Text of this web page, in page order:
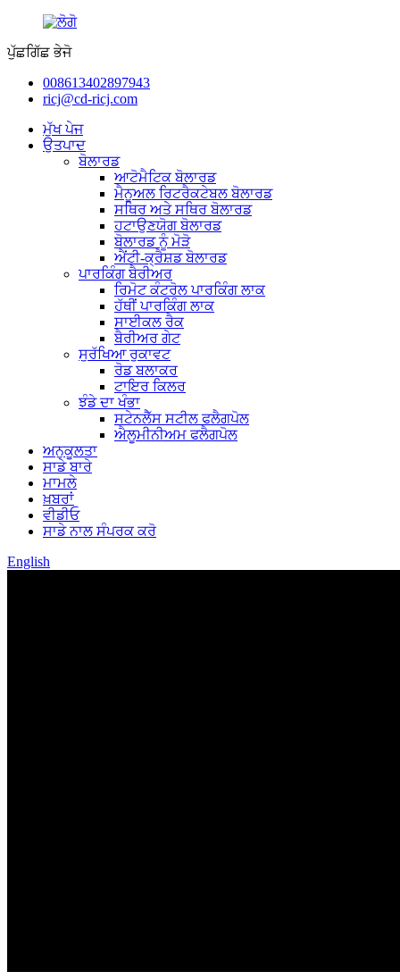
ਪੁੱਛਗਿੱਛ ਭੇਜੋ
008613402897943
ricj@cd-ricj.com
ਮੁੱਖ ਪੇਜ
ਉਤਪਾਦ
ਬੋਲਾਰਡ
ਆਟੋਮੈਟਿਕ ਬੋਲਾਰਡ
ਮੈਨੂਅਲ ਰਿਟਰੈਕਟੇਬਲ ਬੋਲਾਰਡ
ਸਥਿਰ ਅਤੇ ਸਥਿਰ ਬੋਲਾਰਡ
ਹਟਾਉਣਯੋਗ ਬੋਲਾਰਡ
ਬੋਲਾਰਡ ਨੂੰ ਮੋੜੋ
ਐਂਟੀ-ਕ੍ਰੈਸ਼ਡ ਬੋਲਾਰਡ
ਪਾਰਕਿੰਗ ਬੈਰੀਅਰ
ਰਿਮੋਟ ਕੰਟਰੋਲ ਪਾਰਕਿੰਗ ਲਾਕ
ਹੱਥੀਂ ਪਾਰਕਿੰਗ ਲਾਕ
ਸਾਈਕਲ ਰੈਕ
ਬੈਰੀਅਰ ਗੇਟ
ਸੁਰੱਖਿਆ ਰੁਕਾਵਟ
ਰੋਡ ਬਲਾਕਰ
ਟਾਇਰ ਕਿਲਰ
ਝੰਡੇ ਦਾ ਖੰਭਾ
ਸਟੇਨਲੈੱਸ ਸਟੀਲ ਫਲੈਗਪੋਲ
ਐਲੂਮੀਨੀਅਮ ਫਲੈਗਪੋਲ
ਅਨੁਕੂਲਤਾ
ਸਾਡੇ ਬਾਰੇ
ਮਾਮਲੇ
ਖ਼ਬਰਾਂ
ਵੀਡੀਓ
ਸਾਡੇ ਨਾਲ ਸੰਪਰਕ ਕਰੋ
English